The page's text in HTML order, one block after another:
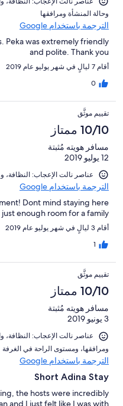
و⁦حالة المنشأة ومرافقها⁩
الترجمة باستخدام Google
Peka was extremely friendly
and polite. Thank you
أقام 7 ليالٍ في شهر يوليو عام 2019
0
تقييم موثَّق
10/10 ممتاز
مسافر هويته مُثبتة
12 يوليو 2019
عناصر نالت الإعجاب: ⁦النظافة⁩، و⁦وسائل الراحة⁩، و⁦حالة المنشأة ومرافقها⁩
الترجمة باستخدام Google
Dont mind staying here
enough room for a family.
أقام 3 ليالٍ في شهر يوليو عام 2019
1
تقييم موثَّق
10/10 ممتاز
مسافر هويته مُثبتة
3 يونيو 2019
ومرافقها⁩، و⁦مستوى الراحة في الغرفة⁩
الترجمة باستخدام Google
Short Adina Stay
the hosts were incredibly
and I just felt like I was with